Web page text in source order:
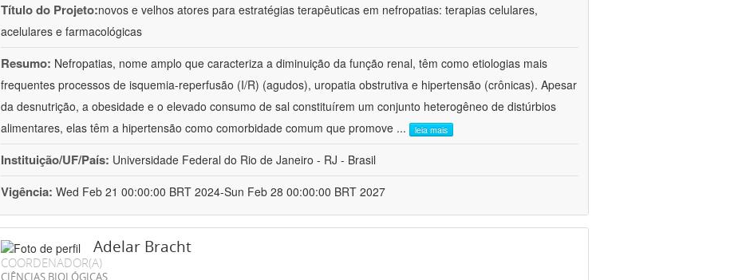
Título do Projeto:novos e velhos atores para estratégias terapêuticas em nefropatias: terapias celulares,
acelulares e farmacológicas
Resumo: Nefropatias, nome amplo que caracteriza a diminuição da função renal, têm como etiologias mais
frequentes processos de isquemia-reperfusão (I/R) (agudos), uropatia obstrutiva e hipertensão (crônicas). Apesar
da desnutrição, a obesidade e o elevado consumo de sal constituírem um conjunto heterogêneo de distúrbios
alimentares, elas têm a hipertensão como comorbidade comum que promove ... leia mais
Instituição/UF/País: Universidade Federal do Rio de Janeiro - RJ - Brasil
Vigência: Wed Feb 21 00:00:00 BRT 2024-Sun Feb 28 00:00:00 BRT 2027
Adelar Bracht
COORDENADOR(A)
CIÊNCIAS BIOLÓGICAS